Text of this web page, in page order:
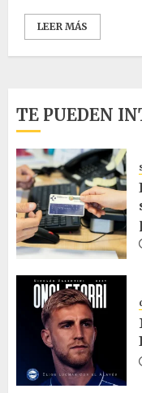
LEER MÁS
TE PUEDEN